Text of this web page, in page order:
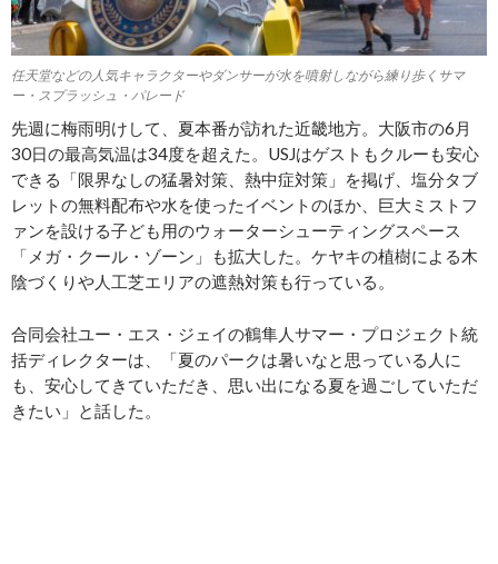
任天堂などの人気キャラクターやダンサーが水を噴射しながら練り歩くサマ
ー・スプラッシュ・パレード
先週に梅雨明けして、夏本番が訪れた近畿地方。大阪市の6月
30日の最高気温は34度を超えた。USJはゲストもクルーも安心
できる「限界なしの猛暑対策、熱中症対策」を掲げ、塩分タブ
レットの無料配布や水を使ったイベントのほか、巨大ミストフ
ァンを設ける子ども用のウォーターシューティングスペース
「メガ・クール・ゾーン」も拡大した。ケヤキの植樹による木
陰づくりや人工芝エリアの遮熱対策も行っている。
合同会社ユー・エス・ジェイの鶴隼人サマー・プロジェクト統
括ディレクターは、「夏のパークは暑いなと思っている人に
も、安心してきていただき、思い出になる夏を過ごしていただ
きたい」と話した。